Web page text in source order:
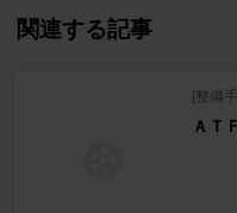
関連する記事
[整備
ＡＴ